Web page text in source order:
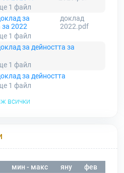
1 файл
за
за 2022
доклад
2022.pdf
1 файл
за дейността за
1 файл
за дейността
1 файл
всички
мин - макс яну фев